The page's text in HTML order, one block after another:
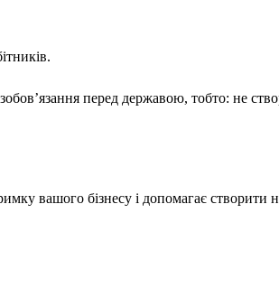
перед державою, тобто: не
вашого бізнесу і допомагає створити